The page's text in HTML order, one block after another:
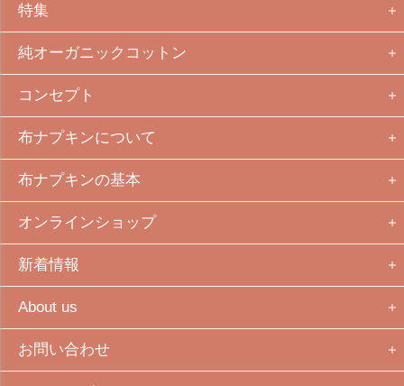
特集
純オーガニックコットン
コンセプト
布ナプキンについて
布ナプキンの基本
オンラインショップ
新着情報
About us
お問い合わせ